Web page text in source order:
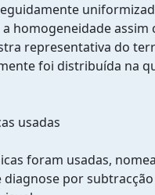
homogeneidade assim
representativa do
foi distribuída na
usadas
foram usadas,
diagnose por